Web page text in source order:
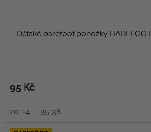
Dětské barefoot ponožky
95 Kč
20-24 35-38